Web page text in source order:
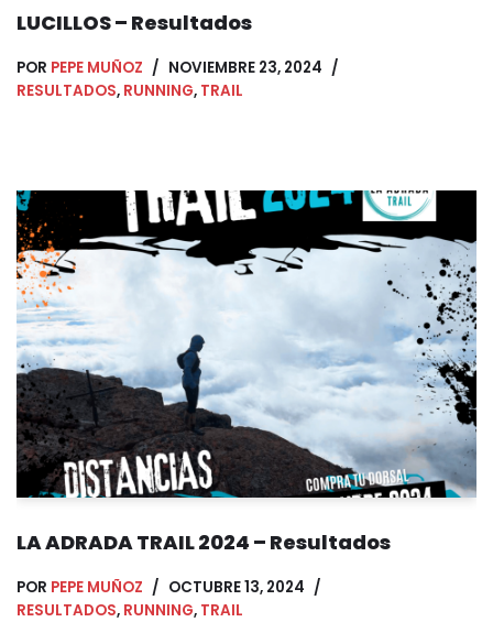
LUCILLOS – Resultados
POR PEPE MUÑOZ
NOVIEMBRE 23, 2024
RESULTADOS, RUNNING, TRAIL
LA ADRADA TRAIL 2024 – Resultados
POR PEPE MUÑOZ
OCTUBRE 13, 2024
RESULTADOS, RUNNING, TRAIL